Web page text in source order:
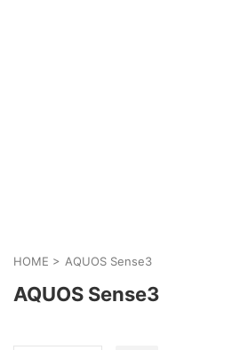
HOME > AQUOS Sense3
AQUOS Sense3